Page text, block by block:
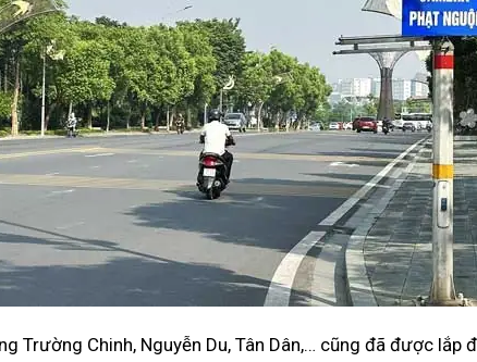
Trường Chinh, Nguyễn Du, Tân Dân,… cũng đã được lắp